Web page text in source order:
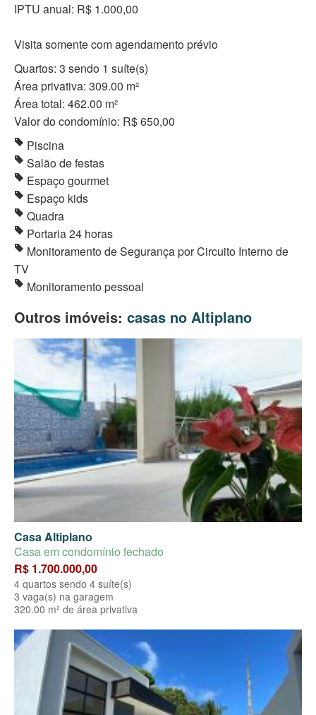
IPTU anual: R$ 1.000,00
Visita somente com agendamento prévio
Quartos: 3 sendo 1 suíte(s)
Área privativa: 309.00 m²
Área total: 462.00 m²
Valor do condomínio: R$ 650,00
Piscina
Salão de festas
Espaço gourmet
Espaço kids
Quadra
Portaria 24 horas
Monitoramento de Segurança por Circuito Interno de
TV
Monitoramento pessoal
Outros imóveis: casas no Altiplano
Casa Altiplano
Casa em condomínio fechado
R$ 1.700.000,00
4 quartos sendo 4 suíte(s)
3 vaga(s) na garagem
320.00 m² de área privativa